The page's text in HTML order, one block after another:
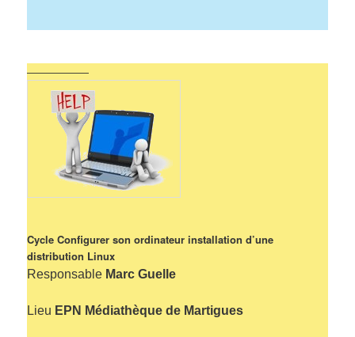
——————
Cycle Configurer son ordinateur installation d’une
distribution Linux
Responsable Marc Guelle
Lieu EPN Médiathèque de Martigues